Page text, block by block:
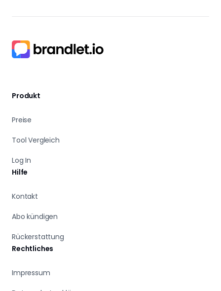
Produkt
Preise
Tool Vergleich
Log In
Hilfe
Kontakt
Abo kündigen
Rückerstattung
Rechtliches
Impressum